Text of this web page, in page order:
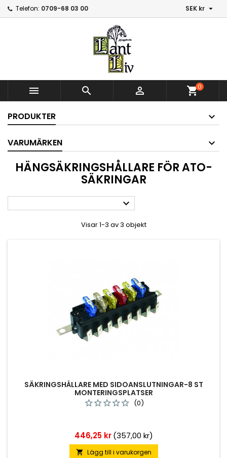
Telefon: 0709-68 03 00 SEK kr 
   shopping_cart0
PRODUKTER
VARUMÄRKEN
HÄNGSÄKRINGSHÅLLARE FÖR ATO-
SÄKRINGAR

Visar 1-3 av 3 objekt
SÄKRINGSHÅLLARE MED SIDOANSLUTNINGAR-8 ST
MONTERINGSPLATSER
(0)
Pris
446,25 kr (357,00 kr)
 Lägg till i varukorgen